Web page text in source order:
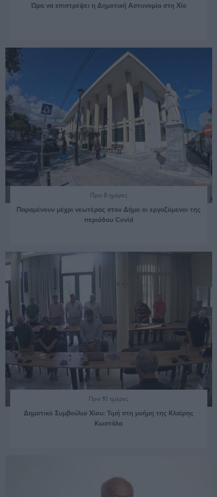
Ώρα να επιστρέψει η Δημοτική Αστυνομία στη Χίο
Πριν 8 ημέρες
Παραμένουν μέχρι νεωτέρας στον Δήμο οι εργαζόμενοι της
περιόδου Covid
Πριν 10 ημέρες
Δημοτικό Συμβούλιο Χίου: Τιμή στη μνήμη της Κλαίρης
Κωστάλα